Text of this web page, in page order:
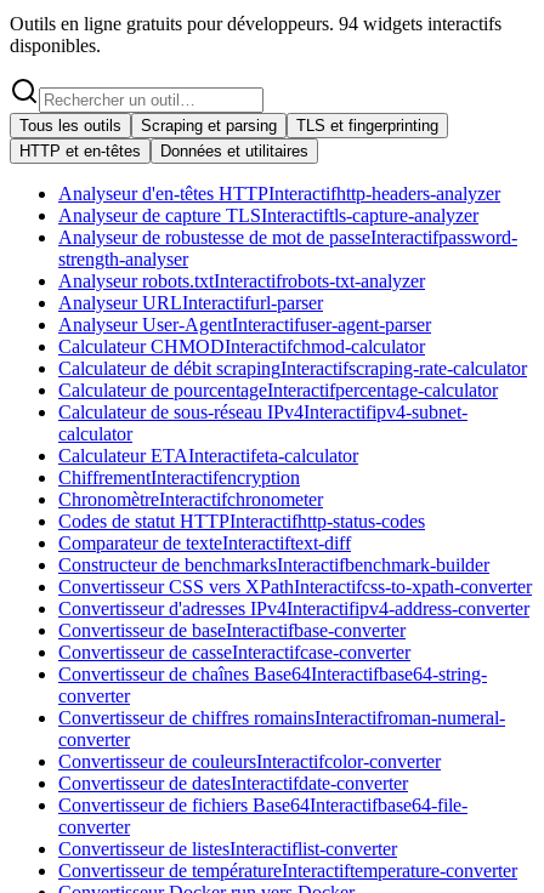
Outils en ligne gratuits pour développeurs. 94 widgets interactifs
disponibles.
Tous les outils Scraping et parsing
TLS et fingerprinting
HTTP et en-têtes
Données et utilitaires
Analyseur d'en-têtes HTTPInteractifhttp-headers-analyzer
Analyseur de capture TLSInteractiftls-capture-analyzer
Analyseur de robustesse de mot de passeInteractifpassword-
strength-analyser
Analyseur robots.txtInteractifrobots-txt-analyzer
Analyseur URLInteractifurl-parser
Analyseur User-AgentInteractifuser-agent-parser
Calculateur CHMODInteractifchmod-calculator
Calculateur de débit scrapingInteractifscraping-rate-calculator
Calculateur de pourcentageInteractifpercentage-calculator
Calculateur de sous-réseau IPv4Interactifipv4-subnet-
calculator
Calculateur ETAInteractifeta-calculator
ChiffrementInteractifencryption
ChronomètreInteractifchronometer
Codes de statut HTTPInteractifhttp-status-codes
Comparateur de texteInteractiftext-diff
Constructeur de benchmarksInteractifbenchmark-builder
Convertisseur CSS vers XPathInteractifcss-to-xpath-converter
Convertisseur d'adresses IPv4Interactifipv4-address-converter
Convertisseur de baseInteractifbase-converter
Convertisseur de casseInteractifcase-converter
Convertisseur de chaînes Base64Interactifbase64-string-
converter
Convertisseur de chiffres romainsInteractifroman-numeral-
converter
Convertisseur de couleursInteractifcolor-converter
Convertisseur de datesInteractifdate-converter
Convertisseur de fichiers Base64Interactifbase64-file-
converter
Convertisseur de listesInteractiflist-converter
Convertisseur de températureInteractiftemperature-converter